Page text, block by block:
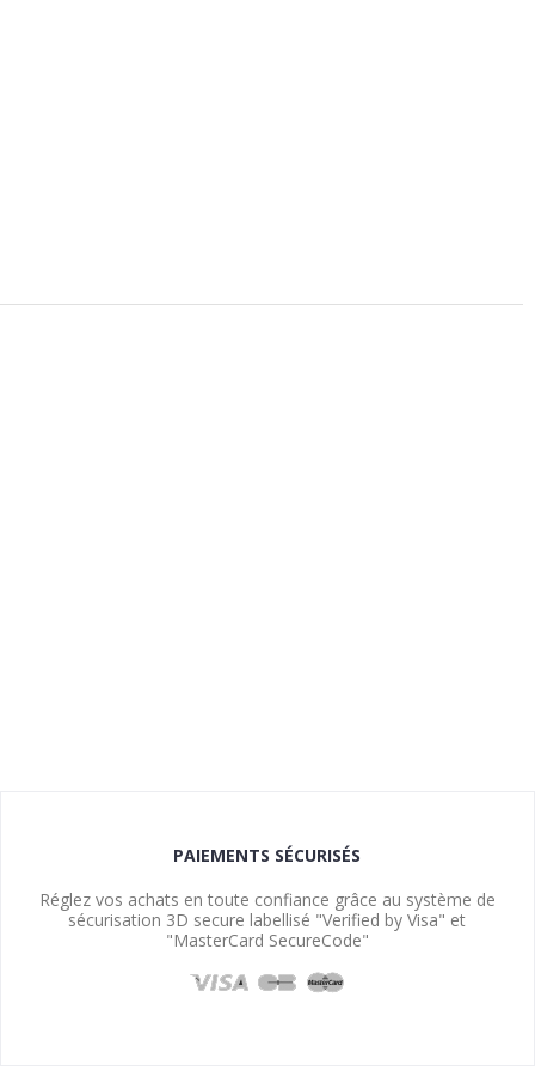
PAIEMENTS SÉCURISÉS
Réglez vos achats en toute confiance grâce au système de
sécurisation 3D secure labellisé "Verified by Visa" et
"MasterCard SecureCode"